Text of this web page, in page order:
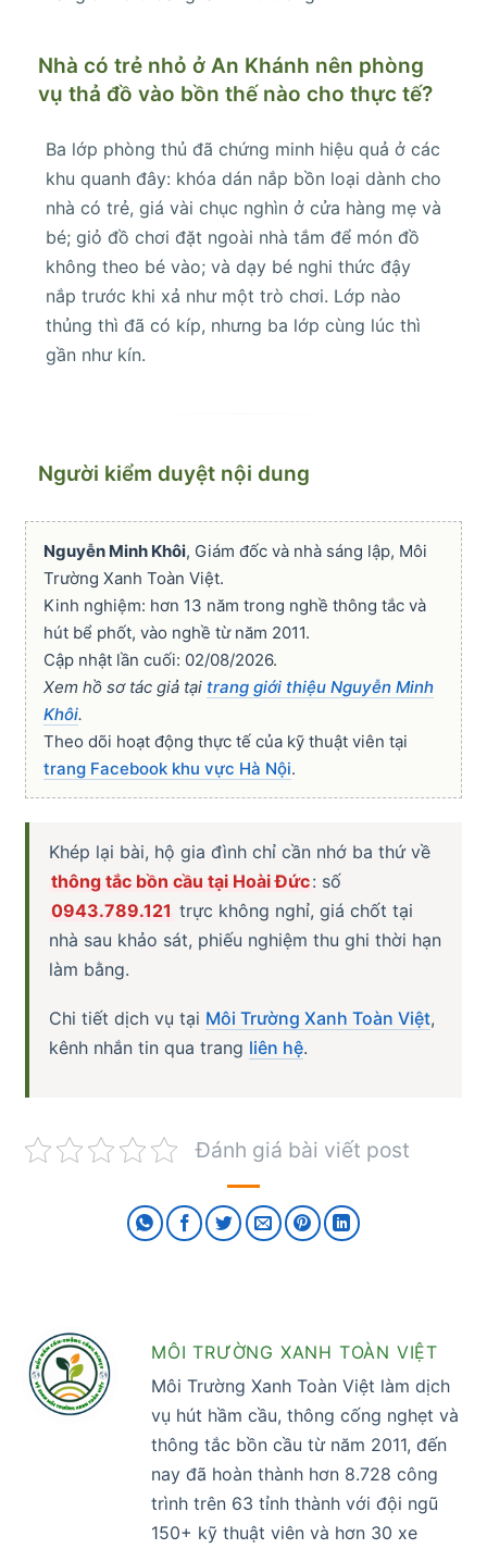
Nhà có trẻ nhỏ ở An Khánh nên phòng
vụ thả đồ vào bồn thế nào cho thực tế?
Ba lớp phòng thủ đã chứng minh hiệu quả ở các
khu quanh đây: khóa dán nắp bồn loại dành cho
nhà có trẻ, giá vài chục nghìn ở cửa hàng mẹ và
bé; giỏ đồ chơi đặt ngoài nhà tắm để món đồ
không theo bé vào; và dạy bé nghi thức đậy
nắp trước khi xả như một trò chơi. Lớp nào
thủng thì đã có kíp, nhưng ba lớp cùng lúc thì
gần như kín.
Người kiểm duyệt nội dung
Nguyễn Minh Khôi, Giám đốc và nhà sáng lập, Môi
Trường Xanh Toàn Việt.
Kinh nghiệm: hơn 13 năm trong nghề thông tắc và
hút bể phốt, vào nghề từ năm 2011.
Cập nhật lần cuối: 02/08/2026.
Xem hồ sơ tác giả tại trang giới thiệu Nguyễn Minh
Khôi.
Theo dõi hoạt động thực tế của kỹ thuật viên tại
trang Facebook khu vực Hà Nội.
Khép lại bài, hộ gia đình chỉ cần nhớ ba thứ về
thông tắc bồn cầu tại Hoài Đức: số
0943.789.121 trực không nghỉ, giá chốt tại
nhà sau khảo sát, phiếu nghiệm thu ghi thời hạn
làm bằng.
Chi tiết dịch vụ tại Môi Trường Xanh Toàn Việt,
kênh nhắn tin qua trang liên hệ.
Đánh giá bài viết post
MÔI TRƯỜNG XANH TOÀN VIỆT
Môi Trường Xanh Toàn Việt làm dịch
vụ hút hầm cầu, thông cống nghẹt và
thông tắc bồn cầu từ năm 2011, đến
nay đã hoàn thành hơn 8.728 công
trình trên 63 tỉnh thành với đội ngũ
150+ kỹ thuật viên và hơn 30 xe